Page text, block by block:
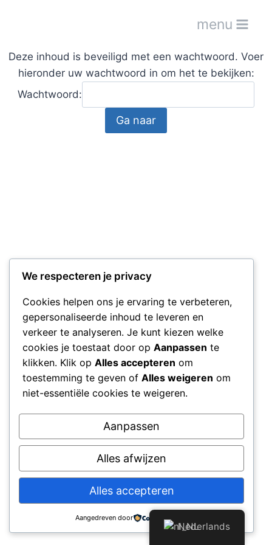
menu
Deze inhoud is beveiligd met een wachtwoord. Voer
hieronder uw wachtwoord in om het te bekijken:
Wachtwoord:
© 2026 Bad87 MDWebidee
Nederlands
We respecteren je privacy
Cookies helpen ons je ervaring te verbeteren,
gepersonaliseerde inhoud te leveren en
verkeer te analyseren. Je kunt kiezen welke
cookies je toestaat door op Aanpassen te
klikken. Klik op Alles accepteren om
toestemming te geven of Alles weigeren om
niet-essentiële cookies te weigeren.
Aanpassen
Alles afwijzen
Alles accepteren
Aangedreven door